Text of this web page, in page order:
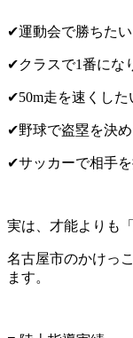
✔運動会で勝ちたい
✔クラスで1番にな
✔50m走を速くした
✔野球で盗塁を決
✔サッカーで相手
実は、才能よりも
名古屋市のかけっ
ます。